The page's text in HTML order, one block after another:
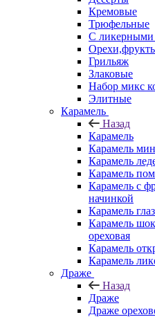
Кремовые
Трюфельные
С ликерными
Грильяж
Злаковые
Набор микс
Элитные
Карамель
Назад
Карамель
Карамель
Карамель
Карамель
Карамель с
начинкой
Карамель
Карамель
ореховая
Карамель
Карамель
Драже
Назад
Драже
Драже